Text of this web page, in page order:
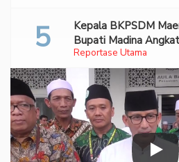
Reportase Utama
Kepala BKPSDM
Bupati Madina